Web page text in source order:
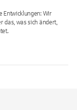
Entwicklungen: Wir
das, was sich ändert,